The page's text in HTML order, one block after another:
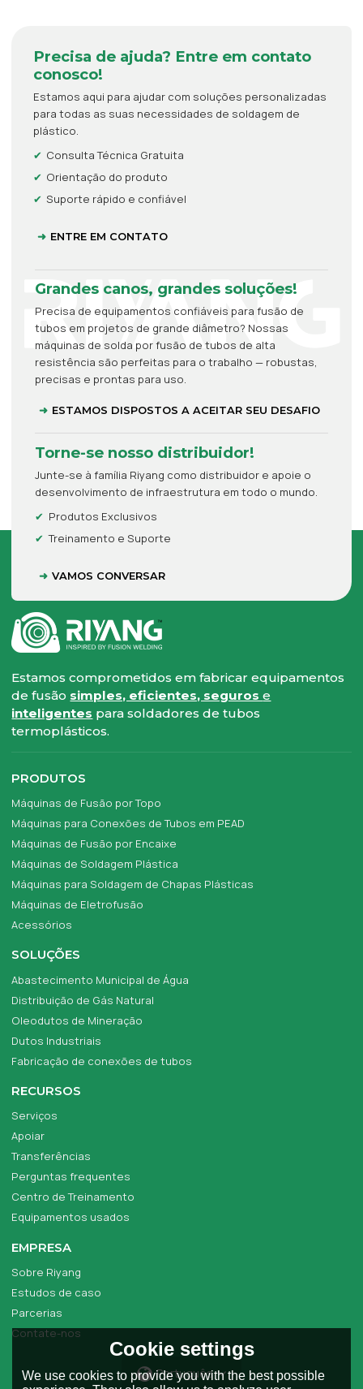
Precisa de ajuda? Entre em contato
conosco!
Estamos aqui para ajudar com soluções personalizadas
para todas as suas necessidades de soldagem de
plástico.
Consulta Técnica Gratuita
Orientação do produto
Suporte rápido e confiável
ENTRE EM CONTATO
Grandes canos, grandes soluções!
Precisa de equipamentos confiáveis para fusão de
tubos em projetos de grande diâmetro? Nossas
máquinas de solda por fusão de tubos de alta
resistência são perfeitas para o trabalho — robustas,
precisas e prontas para uso.
ESTAMOS DISPOSTOS A ACEITAR SEU DESAFIO
Torne-se nosso distribuidor!
Junte-se à família Riyang como distribuidor e apoie o
desenvolvimento de infraestrutura em todo o mundo.
Produtos Exclusivos
Treinamento e Suporte
VAMOS CONVERSAR
Estamos comprometidos em fabricar equipamentos
de fusão simples, eficientes, segurose
inteligentes para soldadores de tubos
termoplásticos.
PRODUTOS
Máquinas de Fusão por Topo
Máquinas para Conexões de Tubos em PEAD
Máquinas de Fusão por Encaixe
Máquinas de Soldagem Plástica
Máquinas para Soldagem de Chapas Plásticas
Máquinas de Eletrofusão
Acessórios
SOLUÇÕES
Abastecimento Municipal de Água
Distribuição de Gás Natural
Oleodutos de Mineração
Dutos Industriais
Fabricação de conexões de tubos
RECURSOS
Serviços
Apoiar
Transferências
Perguntas frequentes
Centro de Treinamento
Equipamentos usados
EMPRESA
Sobre Riyang
Estudos de caso
Parcerias
Contate-nos
Português
Cookie settings
We use cookies to provide you with the best possible